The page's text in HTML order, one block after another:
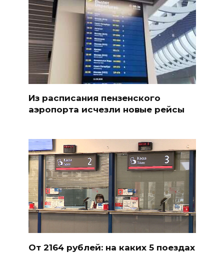
Из расписания пензенского
аэропорта исчезли новые рейсы
От 2164 рублей: на каких 5 поездах